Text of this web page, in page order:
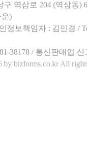
역삼로 204 (역삼동)
운)
정보책임자 : 김민경 /
38178 / 통신판매업
by bizforms.co.kr All